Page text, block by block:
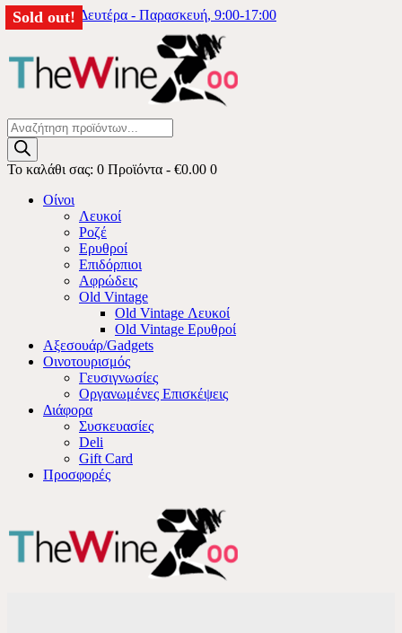
6976333740 Δευτέρα - Παρασκευή, 9:00-17:00
Products
search
Το καλάθι σας: 0 Προϊόντα - €0.00 0
Οίνοι
Λευκοί
Ροζέ
Ερυθροί
Επιδόρπιοι
Αφρώδεις
Old Vintage
Old Vintage Λευκοί
Old Vintage Ερυθροί
Αξεσουάρ/Gadgets
Οινοτουρισμός
Γευσιγνωσίες
Οργανωμένες Επισκέψεις
Διάφορα
Συσκευασίες
Deli
Gift Card
Προσφορές
Sold out!
Sold out!